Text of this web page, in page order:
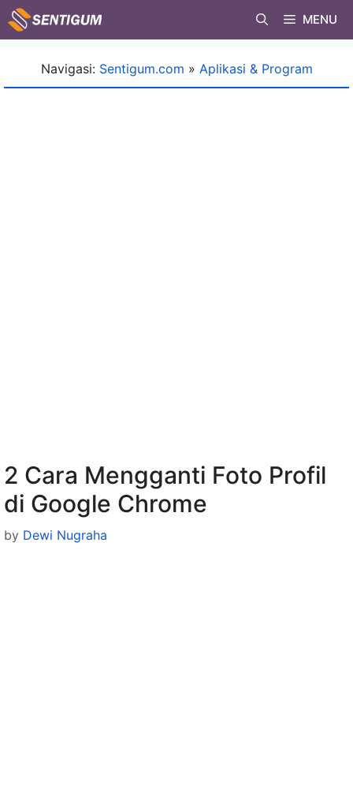
Skip
to
MENU
Navigasi: Sentigum.com » Aplikasi & Program
2 Cara Mengganti Foto Profil
di Google Chrome
by Dewi Nugraha